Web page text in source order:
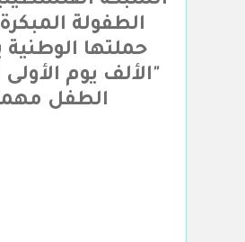
الطفولة
حملتها الوطنية
"الألف يوم
الطفل